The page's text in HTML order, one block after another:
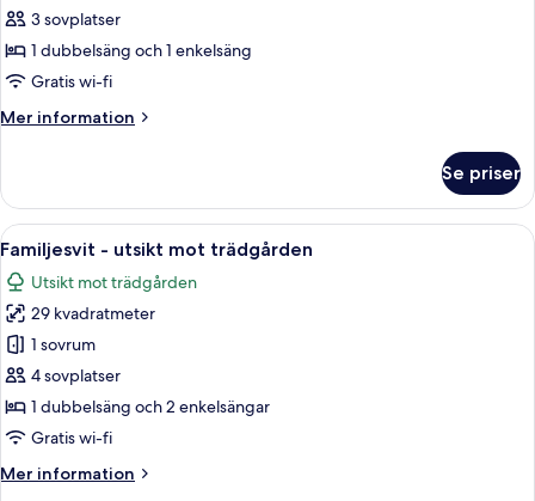
Juniorsvit
-
utsikt
trädgården
3 sovplatser
1 dubbelsäng och 1 enkelsäng
Gratis wi-fi
Mer information
Mer
-
utsikt
mot
trädgården
Se priser
Öppna
alla
foton
för
Familjesvit
-
utsikt
mot
Ett sovrum med en säng, ett
9
Familjesvit - utsikt mot trädgården
Utsikt mot trädgården
29 kvadratmeter
1 sovrum
4 sovplatser
1 dubbelsäng och 2 enkelsängar
Gratis wi-fi
Mer information
Mer